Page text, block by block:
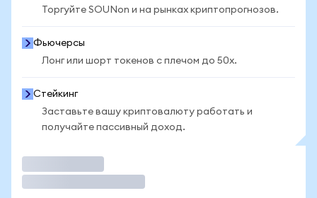
Торгуйте SOUNon и на рынках криптопрогнозов.
Фьючерсы
Лонг или шорт токенов с плечом до 50x.
Стейкинг
Заставьте вашу криптовалюту работать и
получайте пассивный доход.